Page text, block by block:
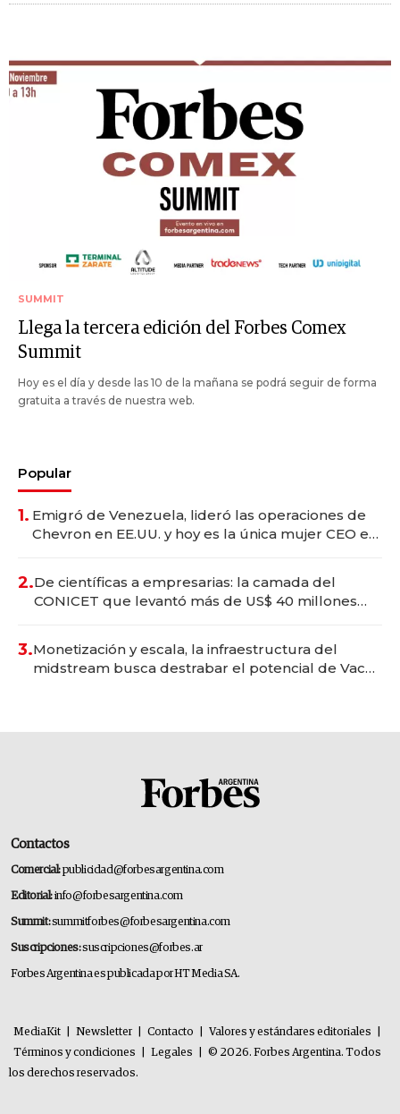
SUMMIT
Llega la tercera edición del Forbes Comex
Summit
Hoy es el día y desde las 10 de la mañana se podrá seguir de forma
gratuita a través de nuestra web.
Popular
1. Emigró de Venezuela, lideró las operaciones de
Chevron en EE.UU. y hoy es la única mujer CEO en
2.De científicas a empresarias: la camada del
CONICET que levantó más de US$ 40 millones
3.Monetización y escala, la infraestructura del
midstream busca destrabar el potencial de Vaca
Contactos
Comercial:publicidad@forbesargentina.com
Editorial:info@forbesargentina.com
Summit:summitforbes@forbesargentina.com
Suscripciones:suscripciones@forbes.ar
Forbes Argentina es publicada por HT Media SA.
MediaKit Newsletter Contacto Valores y estándares editoriales
Términos y condiciones
Legales
© 2026. Forbes Argentina. Todos
los derechos reservados.